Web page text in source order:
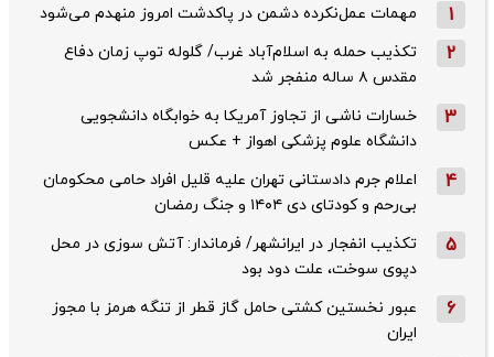
1 مهمات عمل‌نکرده دشمن در پاکدشت امروز منهدم می‌شود
2
تکذیب حمله به اسلام‌آباد غرب/ گلوله توپ زمان دفاع
مقدس ۸ ساله منفجر شد
3
خسارات ناشی از تجاوز آمریکا به خوابگاه دانشجویی
دانشگاه علوم پزشکی اهواز + عکس
4
اعلام جرم دادستانی تهران علیه قلیل افراد حامی محکومان
بی‌رحم و کودتای دی‌ ۱۴۰۴ و جنگ رمضان
5
تکذیب ‌انفجار در ایرانشهر/ فرماندار: آتش سوزی در محل
دپوی سوخت، علت دود بود
6
عبور نخستین کشتی حامل گاز قطر از تنگه هرمز با مجوز
ایران